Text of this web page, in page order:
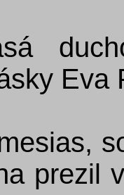
Eva
prezil